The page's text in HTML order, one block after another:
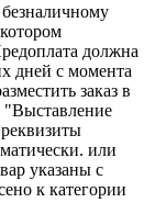
должна
дней с момента
заказ в
"Выставление
или
указаны с
к категории